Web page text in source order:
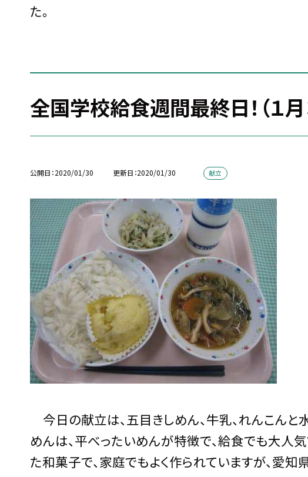
た。
全国学校給食週間最終日！（１月
公開日 2020/01/30 更新日 2020/01/30 献立
今日の献立は、五目きしめん、牛乳、れんこんと
めんは、平べったいめんが特徴で、給食でも大人
た和菓子で、家庭でもよく作られていますが、愛